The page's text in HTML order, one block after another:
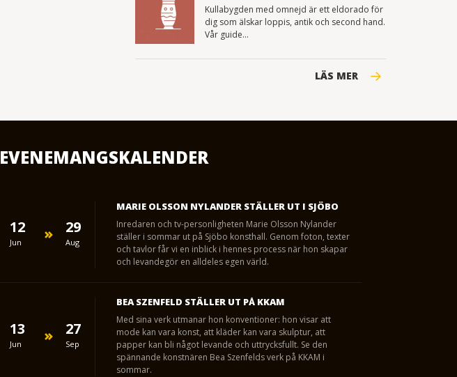
Kullabygden med omnejd är ett eldorado för
dig som älskar loppis, antik och second hand.
Vår guide...
LÄS MER
EVENEMANGSKALENDER
12
Jun
29
Aug
MARIE OLSSON NYLANDER STÄLLER UT I SJÖBO
Inredaren och tv-personligheten Marie Olsson Nylander
ställer i sommar ut på Sjöbo konsthall. Genom foton, texter
och tavlor får vi en inblick i hennes process när hon skapar
och levandegör en alldeles egen värld.
13
Jun
27
Sep
BEA SZENFELD STÄLLER UT PÅ KKAM
Med sina verk utmanar hon konventioner: hon visar att
mode kan vara konst, att kläder kan vara skulptur, att
papper kan bli något levande och uttrycksfullt. Se den
spännande konstnären Bea Szenfelds verk på KKAM i
sommar.